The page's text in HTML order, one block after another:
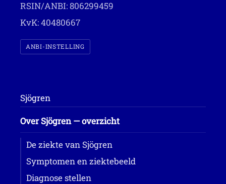
RSIN/ANBI: 806299459
KvK: 40480667
ANBI-INSTELLING
Sjögren
Over Sjögren — overzicht
De ziekte van Sjögren
Symptomen en ziektebeeld
Diagnose stellen